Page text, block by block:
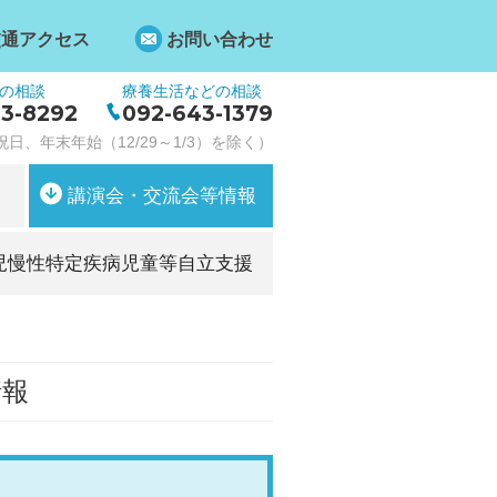
お問い合わせ
アクセス
相談
8292
療養生活などの相談
092-643-1379
、年末年始（12/29～1/3）を除く）
講演会・交流会等情報
慢性特定疾病児童等自立支援